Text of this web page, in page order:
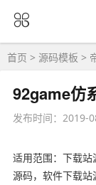
首页 > 源码模板 >
92game仿
发布时间：2019-
适用范围：下载站
源码，软件下载站